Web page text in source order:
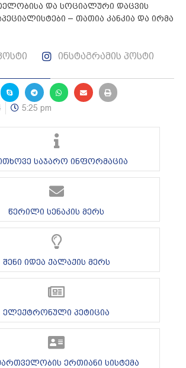
და სოციალური დაცვის
– თათია კანკია და ირმა
ინსტაგრამის პოსტი
5:25 pm
საჯარო ინფორმაცია
წერილი სენაკის მერს
შენი იდეა ქალაქის მერს
ელექტრონული პეტიცია
ერთიანი სისტემა